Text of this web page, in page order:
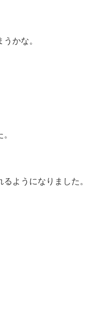
かな。
ようになりました。